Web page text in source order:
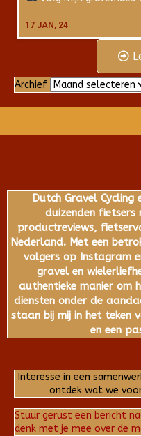
17 JAN, 24
Archief Archief
Dutch Gravel Cycling
duizenden fietsers
productreviews,
Nederland. Met een
volgers op Instagram
gravel en
authentieke manier om
diensten onder de
staan bij mij in het teken
en een
Interesse in een
ontdek wat we
Stuur gerust een bericht
denk met je mee over de